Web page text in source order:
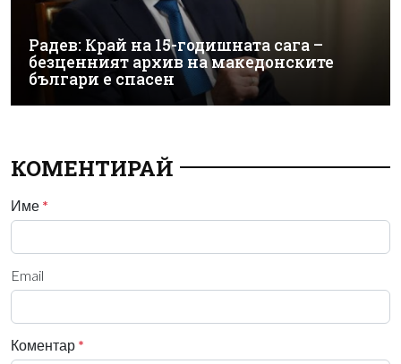
Радев: Край на 15-годишната сага –
безценният архив на македонските
българи е спасен
КОМЕНТИРАЙ
Име *
Email
Коментар *